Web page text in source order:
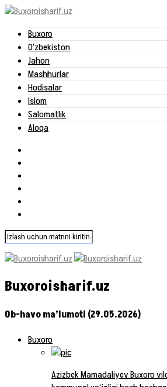
Buxoro
O‘zbekiston
Jahon
Mashhurlar
Hodisalar
Islom
Salomatlik
Aloqa
Buxoroisharif.uz
Ob-havo ma’lumoti (29.05.2026)
Buxoro
Azizbek Mamadaliyev Buxoro